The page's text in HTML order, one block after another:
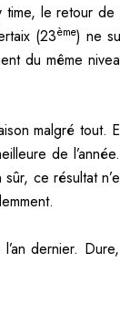
le retour de
(23ème) ne
du même
malgré tout.
de
ce résultat
dernier.